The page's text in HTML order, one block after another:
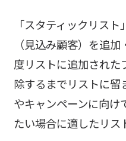
「スタティックリス
（見込み顧客）を追
度リストに追加された
除するまでリストに留
やキャンペーンに向け
たい場合に適したリス